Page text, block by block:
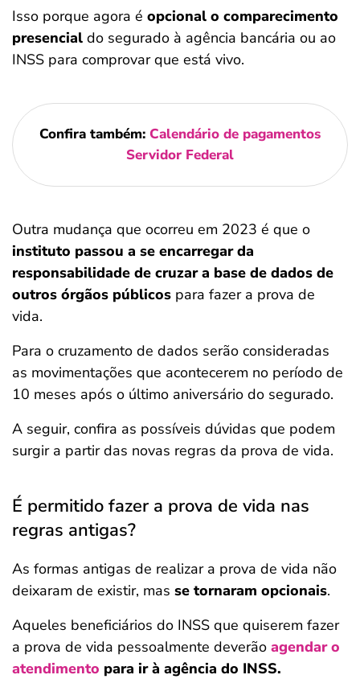
Isso porque agora é opcional o comparecimento
presencial do segurado à agência bancária ou ao
INSS para comprovar que está vivo.
Confira também: Calendário de pagamentos
Servidor Federal
Outra mudança que ocorreu em 2023 é que o
instituto passou a se encarregar da
responsabilidade de cruzar a base de dados de
outros órgãos públicos para fazer a prova de
vida.
Para o cruzamento de dados serão consideradas
as movimentações que acontecerem no período de
10 meses após o último aniversário do segurado.
A seguir, confira as possíveis dúvidas que podem
surgir a partir das novas regras da prova de vida.
É permitido fazer a prova de vida nas
regras antigas?
As formas antigas de realizar a prova de vida não
deixaram de existir, mas se tornaram opcionais.
Aqueles beneficiários do INSS que quiserem fazer
a prova de vida pessoalmente deverão agendar o
atendimento para ir à agência do INSS.